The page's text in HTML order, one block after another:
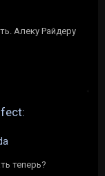
Алеку Райдеру
теперь?